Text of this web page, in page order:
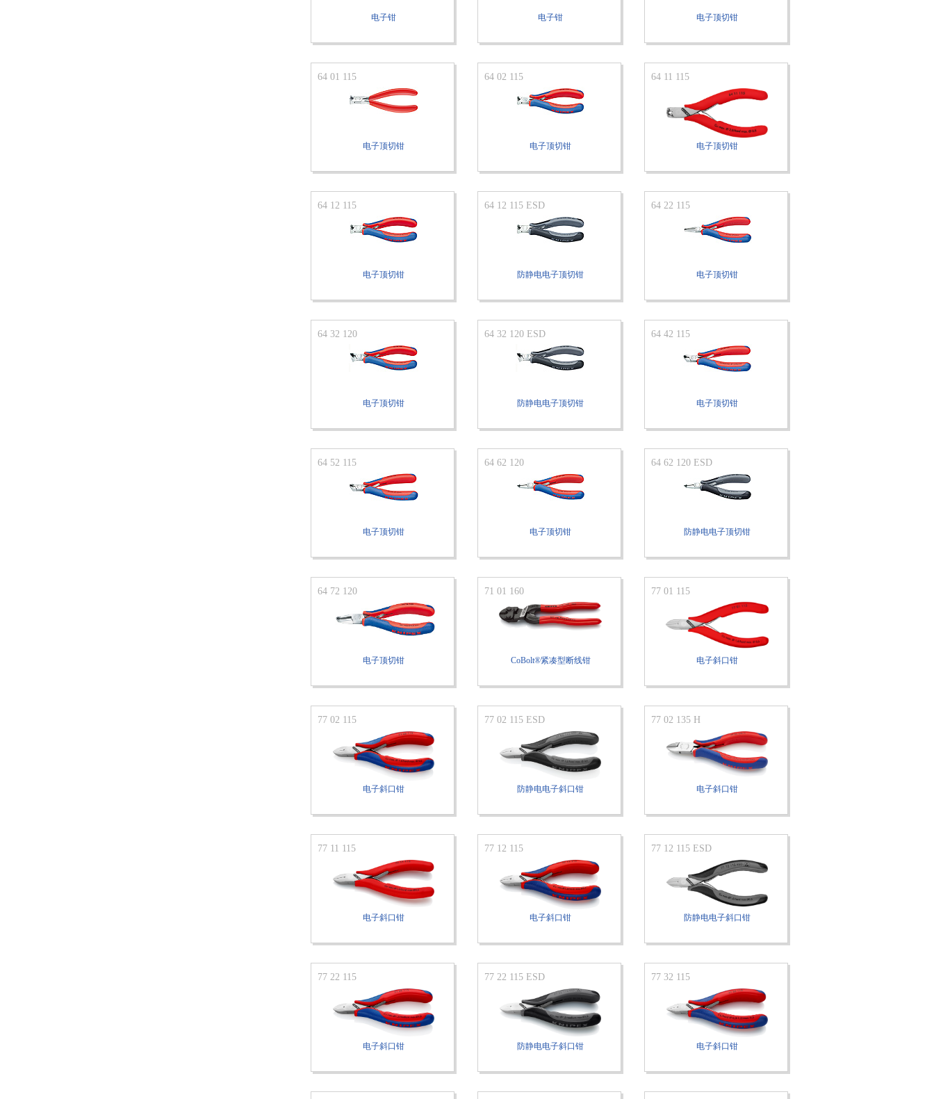
电子钳 电子钳 电子顶切钳
64 01 115
电子顶切钳
64 02 115
电子顶切钳
64 11 115
电子顶切钳
64 12 115
电子顶切钳
64 12 115 ESD
防静电电子顶切钳
64 22 115
电子顶切钳
64 32 120
电子顶切钳
64 32 120 ESD
防静电电子顶切钳
64 42 115
电子顶切钳
64 52 115
电子顶切钳
64 62 120
电子顶切钳
64 62 120 ESD
防静电电子顶切钳
64 72 120
电子顶切钳
71 01 160
CoBolt®紧凑型断线钳
77 01 115
电子斜口钳
77 02 115
电子斜口钳
77 02 115 ESD
防静电电子斜口钳
77 02 135 H
电子斜口钳
77 11 115
电子斜口钳
77 12 115
电子斜口钳
77 12 115 ESD
防静电电子斜口钳
77 22 115
电子斜口钳
77 22 115 ESD
防静电电子斜口钳
77 32 115
电子斜口钳